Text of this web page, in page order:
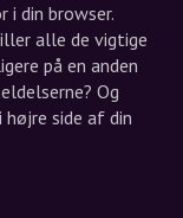
i din browser.
alle de vigtige
på en anden
Og
side af din